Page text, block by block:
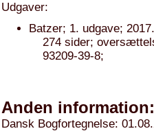
Udgaver:
Batzer; 1. udgave; 2017.
274 sider;
93209-39-8;
Anden information:
Dansk Bogfortegnelse: